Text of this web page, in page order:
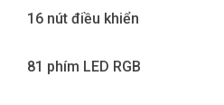
16 nút điều khiển
81 phím LED RGB